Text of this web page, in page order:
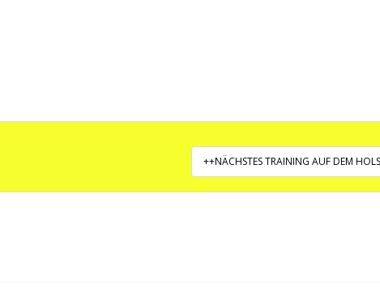
++NÄCHSTES TRAINING AUF DEM